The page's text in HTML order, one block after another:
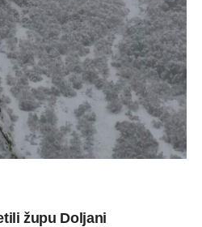
župu Doljani